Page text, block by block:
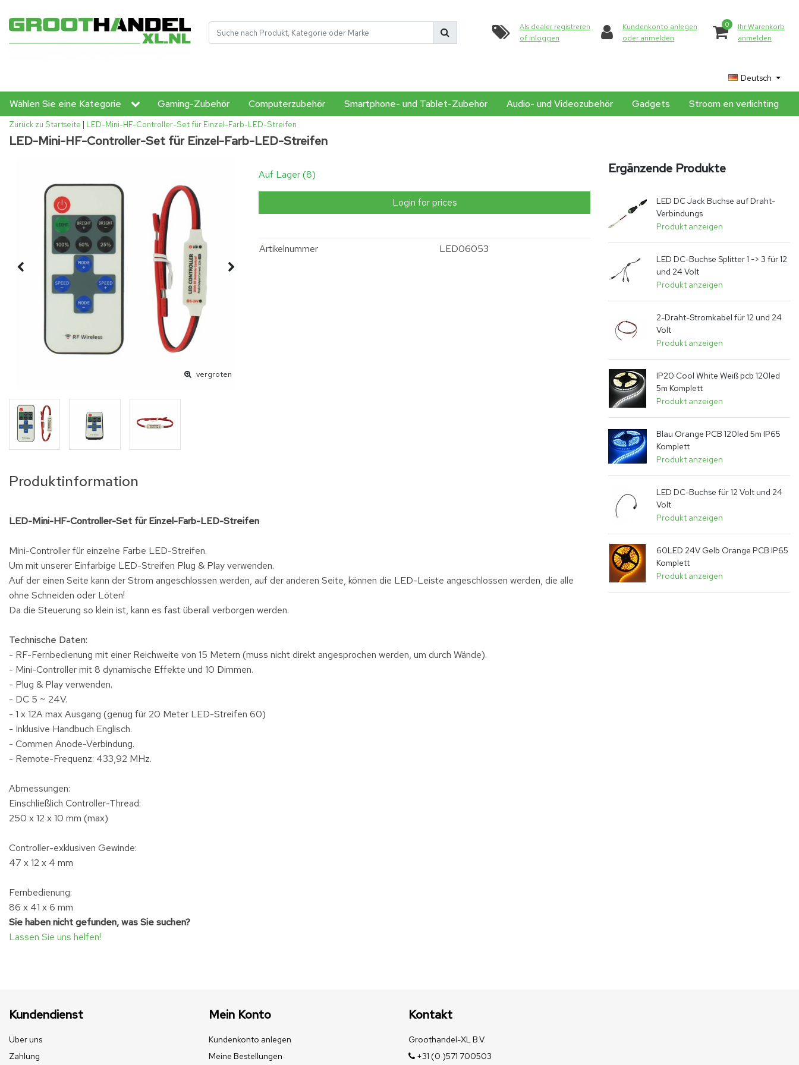
Als dealer registreren
of inloggen
Kundenkonto anlegen
oder anmelden
0
Ihr Warenkorb
anmelden
Deutsch
Wählen Sie eine Kategorie Gaming-Zubehör Computerzubehör Smartphone- und Tablet-Zubehör Audio- und Videozubehör Gadgets Stroom en verlichting
Zurück zu Startseite | LED-Mini-HF-Controller-Set für Einzel-Farb-LED-Streifen
LED-Mini-HF-Controller-Set für Einzel-Farb-LED-Streifen
vergroten vergroten
Auf Lager (8)
Login for prices
Artikelnummer LED06053
Produktinformation
LED-Mini-HF-Controller-Set für Einzel-Farb-LED-Streifen
Mini-Controller für einzelne Farbe LED-Streifen.
Um mit unserer Einfarbige LED-Streifen Plug & Play verwenden.
Auf der einen Seite kann der Strom angeschlossen werden, auf der anderen Seite, können die LED-Leiste angeschlossen werden, die alle
ohne Schneiden oder Löten!
Da die Steuerung so klein ist, kann es fast überall verborgen werden.
Technische Daten:
- RF-Fernbedienung mit einer Reichweite von 15 Metern (muss nicht direkt angesprochen werden, um durch Wände).
- Mini-Controller mit 8 dynamische Effekte und 10 Dimmen.
- Plug & Play verwenden.
- DC 5 ~ 24V.
- 1 x 12A max Ausgang (genug für 20 Meter LED-Streifen 60)
- Inklusive Handbuch Englisch.
- Commen Anode-Verbindung.
- Remote-Frequenz: 433,92 MHz.
Abmessungen:
Einschließlich Controller-Thread:
250 x 12 x 10 mm (max)
Controller-exklusiven Gewinde:
47 x 12 x 4 mm
Fernbedienung:
86 x 41 x 6 mm
Sie haben nicht gefunden, was Sie suchen?
Lassen Sie uns helfen!
Ergänzende Produkte
LED DC Jack Buchse auf Draht-
Verbindungs
Produkt anzeigen
LED DC-Buchse Splitter 1 -> 3 für 12
und 24 Volt
Produkt anzeigen
2-Draht-Stromkabel für 12 und 24
Volt
Produkt anzeigen
IP20 Cool White Weiß pcb 120led
5m Komplett
Produkt anzeigen
Blau Orange PCB 120led 5m IP65
Komplett
Produkt anzeigen
LED DC-Buchse für 12 Volt und 24
Volt
Produkt anzeigen
60LED 24V Gelb Orange PCB IP65
Komplett
Produkt anzeigen
Kundendienst
Über uns
Zahlung
Mein Konto
Kundenkonto anlegen
Meine Bestellungen
Kontakt
Groothandel-XL B.V.
+31 (0 )571 700503